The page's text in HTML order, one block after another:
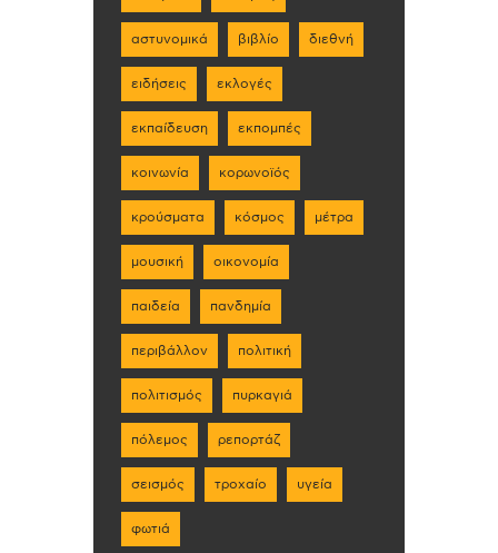
αστυνομικά βιβλίο διεθνή
ειδήσεις εκλογές
εκπαίδευση εκπομπές
κοινωνία κορωνοϊός
κρούσματα κόσμος μέτρα
μουσική οικονομία
παιδεία πανδημία
περιβάλλον πολιτική
πολιτισμός πυρκαγιά
πόλεμος ρεπορτάζ
σεισμός τροχαίο υγεία
φωτιά